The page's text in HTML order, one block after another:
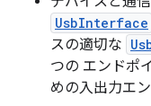
UsbInterface
スの適切な
つの エンドポ
めの入出力エ